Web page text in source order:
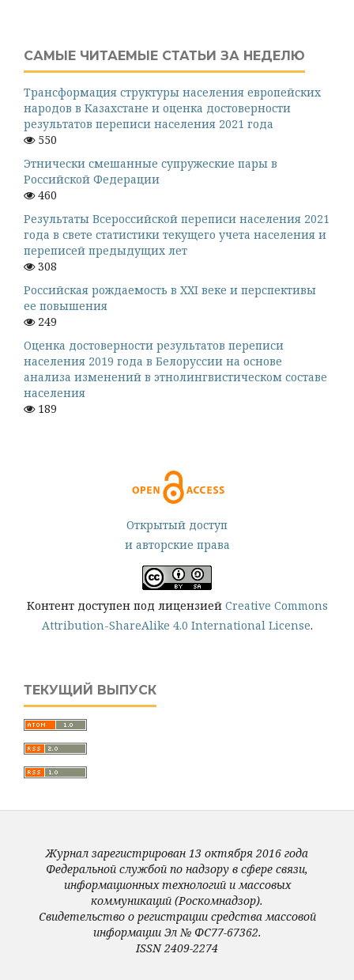
САМЫЕ ЧИТАЕМЫЕ СТАТЬИ ЗА НЕДЕЛЮ
Трансформация структуры населения европейских
народов в Казахстане и оценка достоверности
результатов переписи населения 2021 года
550
Этнически смешанные супружеские пары в
Российской Федерации
460
Результаты Всероссийской переписи населения 2021
года в свете статистики текущего учета населения и
переписей предыдущих лет
308
Российская рождаемость в XXI веке и перспективы
ее повышения
249
Оценка достоверности результатов переписи
населения 2019 года в Белоруссии на основе
анализа изменений в этнолингвистическом составе
населения
189
Открытый доступ
и авторские права
Контент доступен под лицензией Creative Commons
Attribution-ShareAlike 4.0 International License.
ТЕКУЩИЙ ВЫПУСК
Журнал зарегистрирован 13 октября 2016 года
Федеральной службой по надзору в сфере связи,
информационных технологий и массовых
коммуникаций (Роскомнадзор).
Свидетельство о регистрации средства массовой
информации Эл № ФС77-67362.
ISSN 2409-2274